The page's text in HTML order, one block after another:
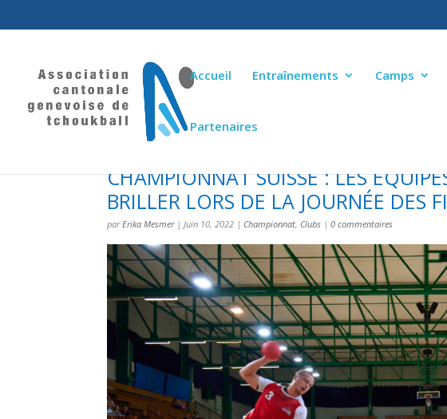
Accueil Entraînements Camps
Partenaires
CHAMPIONNAT SUISSE : LES
BRILLER LORS DE LA JOURNÉE DES
parErika Mesmer|Juin 10, 2022 | Championnat, Clubs |0 commentaires